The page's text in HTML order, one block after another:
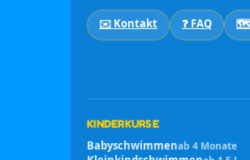
✉️ Kontakt ❓ FAQ 🗺️
KINDERKURSE
Babyschwimmenab 4 Monate